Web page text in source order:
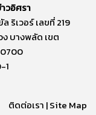
วอิศรา
ริเวอร์ เลขที่ 219
บางพลัด เขต
1
ติดต่อเรา |Site Map